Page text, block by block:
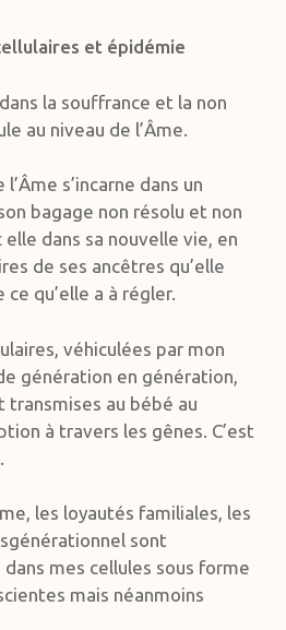
et épidémie
la souffrance et la non
au niveau de l’Âme.
s’incarne dans un
bagage non résolu et non
dans sa nouvelle vie, en
de ses ancêtres qu’elle
qu’elle a à régler.
véhiculées par mon
génération en génération,
transmises au bébé au
à travers les gênes. C’est
les loyautés familiales, les
sont
mes cellules sous forme
mais néanmoins